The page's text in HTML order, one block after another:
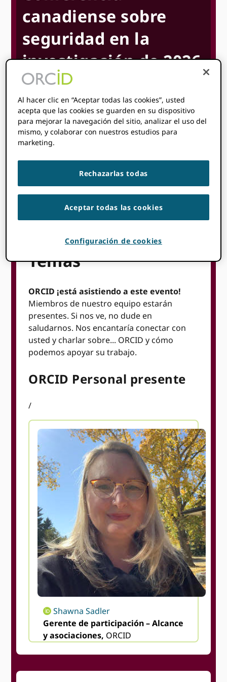
canadiense sobre
seguridad en la
investigación de 2026
26 de mayo @8:00 27 de mayo @
5:00 pmUTC-5
hora de inicio dondeson:No se pudo detectar su
zona horaria. Probar
MÁS INFORMACIÓN
Temas
ORCID ¡está asistiendo a este evento!
Miembros de nuestro equipo estarán
presentes. Si nos ve, no dude en
saludarnos. Nos encantaría conectar con
usted y charlar sobre... ORCID y cómo
podemos apoyar su trabajo.
ORCID Personal presente
/
Shawna Sadler
Gerente de participación – Alcance
y asociaciones, ORCID
Al hacer clic en “Aceptar todas las cookies”, usted
acepta que las cookies se guarden en su dispositivo
para mejorar la navegación del sitio, analizar el uso del
mismo, y colaborar con nuestros estudios para
marketing.
Rechazarlas todas
Aceptar todas las cookies
Configuración de cookies